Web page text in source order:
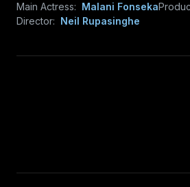
Main Actress: Malani Fonseka
Director: Neil Rupasinghe